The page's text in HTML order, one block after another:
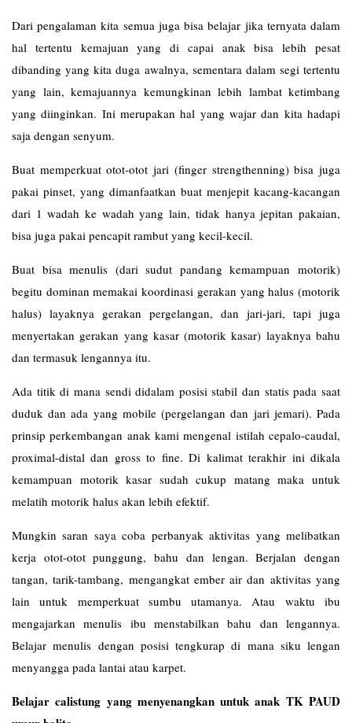
Dari pengalaman kita semua juga bisa belajar jika ternyata dalam
hal tertentu kemajuan yang di capai anak bisa lebih pesat
dibanding yang kita duga awalnya, sementara dalam segi tertentu
yang lain, kemajuannya kemungkinan lebih lambat ketimbang
yang diinginkan. Ini merupakan hal yang wajar dan kita hadapi
saja dengan senyum.
Buat memperkuat otot-otot jari (finger strengthenning) bisa juga
pakai pinset, yang dimanfaatkan buat menjepit kacang-kacangan
dari 1 wadah ke wadah yang lain, tidak hanya jepitan pakaian,
bisa juga pakai pencapit rambut yang kecil-kecil.
Buat bisa menulis (dari sudut pandang kemampuan motorik)
begitu dominan memakai koordinasi gerakan yang halus (motorik
halus) layaknya gerakan pergelangan, dan jari-jari, tapi juga
menyertakan gerakan yang kasar (motorik kasar) layaknya bahu
dan termasuk lengannya itu.
Ada titik di mana sendi didalam posisi stabil dan statis pada saat
duduk dan ada yang mobile (pergelangan dan jari jemari). Pada
prinsip perkembangan anak kami mengenal istilah cepalo-caudal,
proximal-distal dan gross to fine. Di kalimat terakhir ini dikala
kemampuan motorik kasar sudah cukup matang maka untuk
melatih motorik halus akan lebih efektif.
Mungkin saran saya coba perbanyak aktivitas yang melibatkan
kerja otot-otot punggung, bahu dan lengan. Berjalan dengan
tangan, tarik-tambang, mengangkat ember air dan aktivitas yang
lain untuk memperkuat sumbu utamanya. Atau waktu ibu
mengajarkan menulis ibu menstabilkan bahu dan lengannya.
Belajar menulis dengan posisi tengkurap di mana siku lengan
menyangga pada lantai atau karpet.
Belajar calistung yang menyenangkan untuk anak TK PAUD